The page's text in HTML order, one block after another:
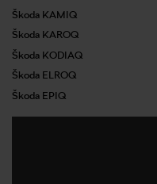
Škoda KAMIQ
Škoda KAROQ
Škoda KODIAQ
Škoda ELROQ
Škoda EPIQ